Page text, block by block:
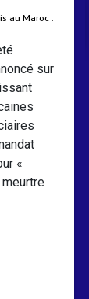
au Maroc :
sur
«